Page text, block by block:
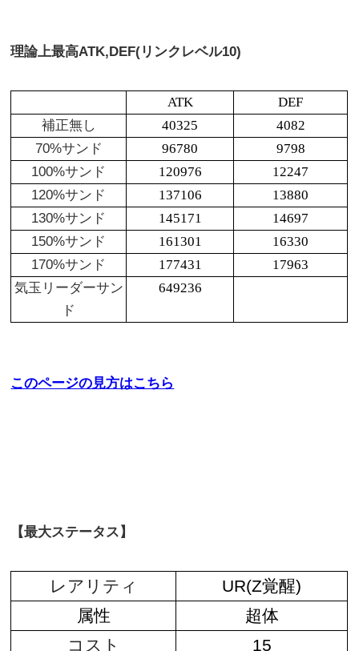
理論上最高ATK,DEF(リンクレベル10)
ATK
DEF
補正無し
40325
4082
70%サンド
96780
9798
100%サンド
120976
12247
120%サンド
137106
13880
130%サンド
145171
14697
150%サンド
161301
16330
170%サンド
177431
17963
気玉リーダーサン
ド
649236
このページの見方はこちら
【最大ステータス】
レアリティ
UR(Z覚醒)
属性
超体
コスト
15